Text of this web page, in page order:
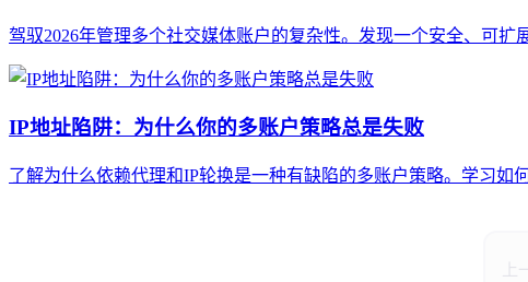
驾驭2026年管理多个社交媒体账户的复杂性。发现一个安全、可
IP地址陷阱：为什么你的多账户策略总是失败
了解为什么依赖代理和IP轮换是一种有缺陷的多账户策略。学习如
上